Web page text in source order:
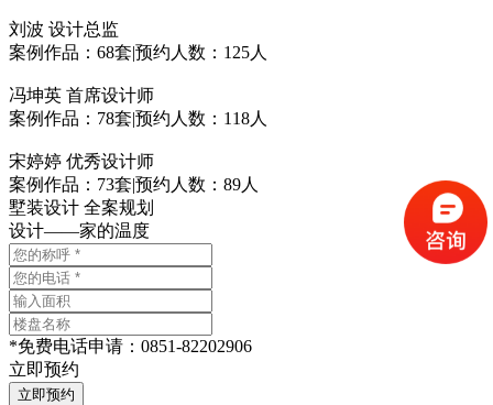
刘波 设计总监
案例作品：68套|预约人数：125人
冯坤英 首席设计师
案例作品：78套|预约人数：118人
宋婷婷 优秀设计师
案例作品：73套|预约人数：89人
墅装设计 全案规划
设计——家的温度
*免费电话申请： 0851-82202906
立即预约